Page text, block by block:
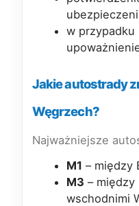
w przypadku
Jakie autostrady
Węgrzech?
Najważniejsze
M1 – między
M3 – między
wschodnimi